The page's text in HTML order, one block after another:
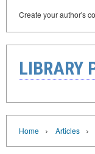
Create your author's
LIBRARY
Home › Articles ›